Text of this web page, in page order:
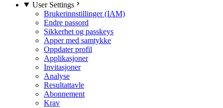
User Settings
Brukerinnstillinger (IAM)
Endre passord
Sikkerhet og passkeys
Apper med samtykke
Oppdater profil
Applikasjoner
Invitasjoner
Analyse
Resultattavle
Abonnement
Krav